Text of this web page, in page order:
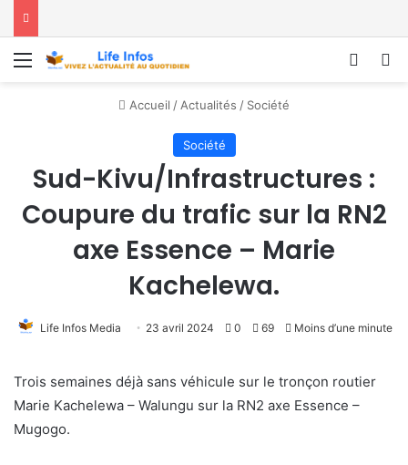
Menu
Accueil / Actualités / Société
Société
Sud-Kivu/Infrastructures :
Coupure du trafic sur la RN2
axe Essence – Marie
Kachelewa.
Life Infos Media 23 avril 2024 0 69 Moins d’une minute
Trois semaines déjà sans véhicule sur le tronçon routier
Marie Kachelewa – Walungu sur la RN2 axe Essence –
Mugogo.